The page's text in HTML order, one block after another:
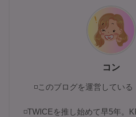
コン
◽このブログを運営している
◽TWICEを推し始めて早5年。